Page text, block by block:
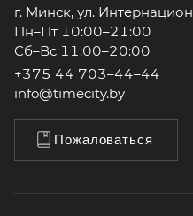
г. Минск, ул.
Пн–Пт 10:00–21:00
Сб–Вс 11:00–20:00
+375 44 703–44–44
info@timecity.by
Пожаловаться